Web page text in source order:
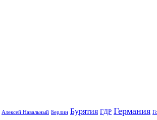
Алексей Навальный Берлин Бурятия ГДР Германия